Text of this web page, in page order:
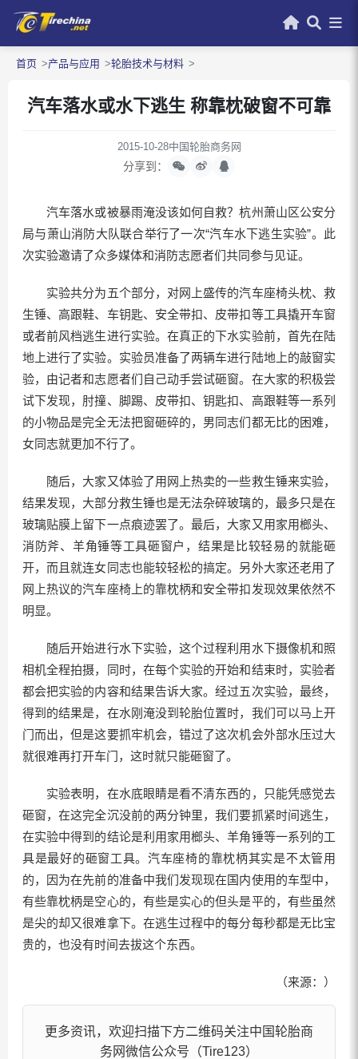
首页 产品与应用 轮胎技术与材料
汽车落水或水下逃生 称靠枕破窗不可靠
2015-10-28中国轮胎商务网
分享到：
汽车落水或被暴雨淹没该如何自救？杭州萧山区公安分
局与萧山消防大队联合举行了一次“汽车水下逃生实验”。此
次实验邀请了众多媒体和消防志愿者们共同参与见证。
实验共分为五个部分，对网上盛传的汽车座椅头枕、救
生锤、高跟鞋、车钥匙、安全带扣、皮带扣等工具撬开车窗
或者前风档逃生进行实验。在真正的下水实验前，首先在陆
地上进行了实验。实验员准备了两辆车进行陆地上的敲窗实
验，由记者和志愿者们自己动手尝试砸窗。在大家的积极尝
试下发现，肘撞、脚踢、皮带扣、钥匙扣、高跟鞋等一系列
的小物品是完全无法把窗砸碎的，男同志们都无比的困难，
女同志就更加不行了。
随后，大家又体验了用网上热卖的一些救生锤来实验，
结果发现，大部分救生锤也是无法杂碎玻璃的，最多只是在
玻璃贴膜上留下一点痕迹罢了。最后，大家又用家用榔头、
消防斧、羊角锤等工具砸窗户，结果是比较轻易的就能砸
开，而且就连女同志也能较轻松的搞定。另外大家还老用了
网上热议的汽车座椅上的靠枕柄和安全带扣发现效果依然不
明显。
随后开始进行水下实验，这个过程利用水下摄像机和照
相机全程拍摄，同时，在每个实验的开始和结束时，实验者
都会把实验的内容和结果告诉大家。经过五次实验，最终，
得到的结果是，在水刚淹没到轮胎位置时，我们可以马上开
门而出，但是这要抓牢机会，错过了这次机会外部水压过大
就很难再打开车门，这时就只能砸窗了。
实验表明，在水底眼睛是看不清东西的，只能凭感觉去
砸窗，在这完全沉没前的两分钟里，我们要抓紧时间逃生，
在实验中得到的结论是利用家用榔头、羊角锤等一系列的工
具是最好的砸窗工具。汽车座椅的靠枕柄其实是不太管用
的，因为在先前的准备中我们发现现在国内使用的车型中，
有些靠枕柄是空心的，有些是实心的但头是平的，有些虽然
是尖的却又很难拿下。在逃生过程中的每分每秒都是无比宝
贵的，也没有时间去拔这个东西。
（来源：）
更多资讯，欢迎扫描下方二维码关注中国轮胎商
务网微信公众号（Tire123）